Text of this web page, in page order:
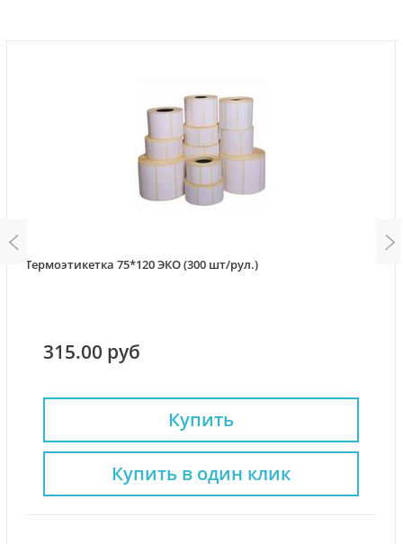
Термоэтикетка 75*120 ЭКО (300 шт/рул.)
315.00 руб
Купить
Купить в один клик